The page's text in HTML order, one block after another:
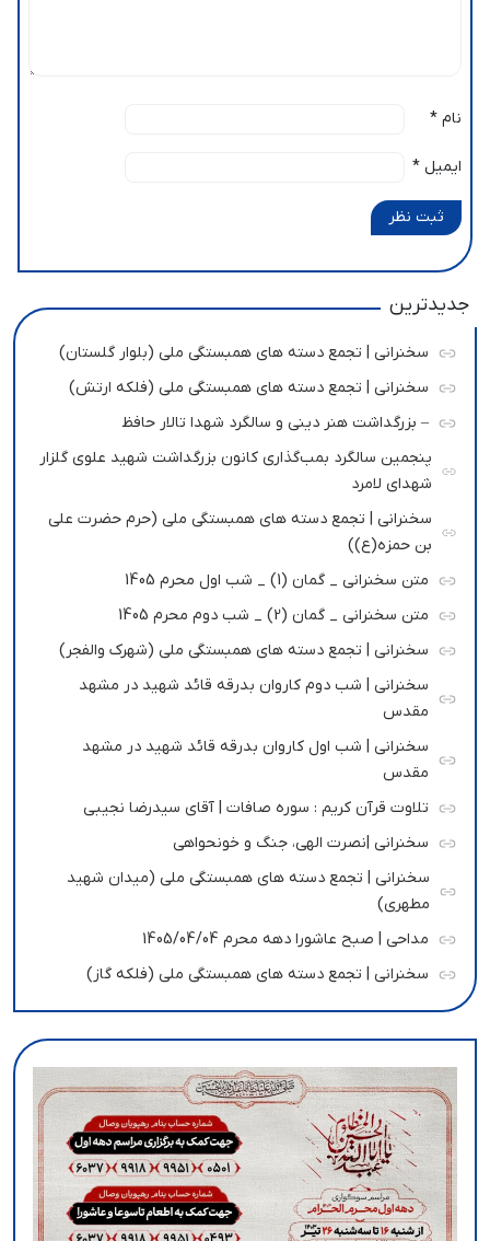
نام *
ایمیل *
ثبت نظر
جدیدترین
سخنرانی | تجمع دسته های همبستگی ملی (بلوار گلستان)
سخنرانی | تجمع دسته های همبستگی ملی (فلکه ارتش)
– بزرگداشت هنر دینی و سالگرد شهدا تالار حافظ
پنجمین سالگرد بمب‌گذاری کانون بزرگداشت شهید علوی گلزار
شهدای لامرد
سخنرانی | تجمع دسته های همبستگی ملی (حرم حضرت علی
بن حمزه(ع))
متن سخنرانی _ گمان (1) _ شب اول محرم 1405
متن سخنرانی _ گمان (2) _ شب دوم محرم 1405
سخنرانی | تجمع دسته های همبستگی ملی (شهرک والفجر)
سخنرانی | شب دوم کاروان بدرقه قائد شهید در مشهد
مقدس
سخنرانی | شب اول کاروان بدرقه قائد شهید در مشهد
مقدس
تلاوت قرآن کریم : سوره صافات | آقای سیدرضا نجیبی
سخنرانی |نصرت الهی، جنگ و خونحواهی
سخنرانی | تجمع دسته های همبستگی ملی (میدان شهید
مطهری)
مداحی | صبح عاشورا دهه محرم 1405/04/04
سخنرانی | تجمع دسته های همبستگی ملی (فلکه گاز)